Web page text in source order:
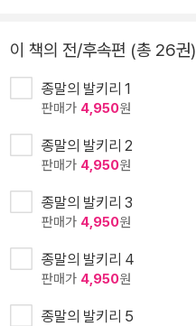
이 책의 전/후속편 (총 26권)
종말의 발키리 1
판매가 4,950원
종말의 발키리 2
판매가 4,950원
종말의 발키리 3
판매가 4,950원
종말의 발키리 4
판매가 4,950원
종말의 발키리 5